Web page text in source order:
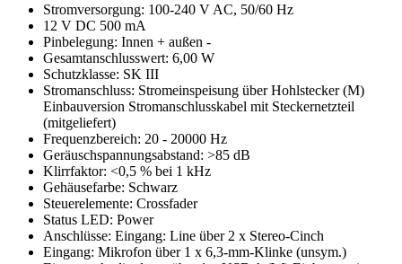
Stromversorgung: 100-240 V AC, 50/60 Hz
12 V DC 500 mA
Pinbelegung: Innen + außen -
Gesamtanschlusswert: 6,00 W
Schutzklasse: SK III
Stromanschluss: Stromeinspeisung über Hohlstecker (M)
Einbauversion Stromanschlusskabel mit Steckernetzteil
(mitgeliefert)
Frequenzbereich: 20 - 20000 Hz
Geräuschspannungsabstand: >85 dB
Klirrfaktor: <0,5 % bei 1 kHz
Gehäusefarbe: Schwarz
Steuerelemente: Crossfader
Status LED: Power
Anschlüsse: Eingang: Line über 2 x Stereo-Cinch
Eingang: Mikrofon über 1 x 6,3-mm-Klinke (unsym.)